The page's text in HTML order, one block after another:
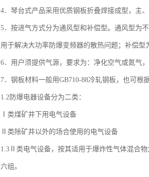
4．琴台式产品采用优质钢板折叠焊接成型，主
5．按进气方式分为通风型和补偿型。通风型为
用于解决大功率防爆变频器的散热问题；补偿型
6．用户须提供气源，要求为：净化空气或氮气
7．钢板材料一般用GB710-88冷轧钢板，也可根
1.2防爆电器设备分为二类：
Ⅰ类煤矿井下用电气设备
Ⅱ类除矿井以外的场合使用的电气设备
1.3Ⅱ类电气设备，按其适用于爆炸性气体混合
六组。